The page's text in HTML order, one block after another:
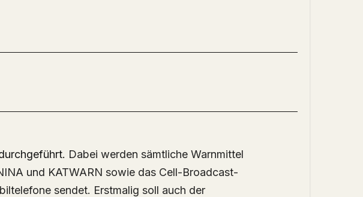
Dabei werden sämtliche Warnmittel
und KATWARN sowie das Cell-Broadcast-
sendet. Erstmalig soll auch der